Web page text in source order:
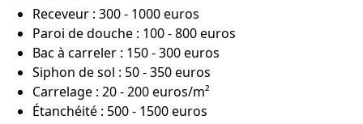
Receveur : 300 - 1000 euros
Paroi de douche : 100 - 800 euros
Bac à carreler : 150 - 300 euros
Siphon de sol : 50 - 350 euros
Carrelage : 20 - 200 euros/m²
Étanchéité : 500 - 1500 euros